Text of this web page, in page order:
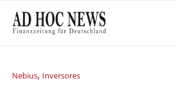
Nebius, Inversores